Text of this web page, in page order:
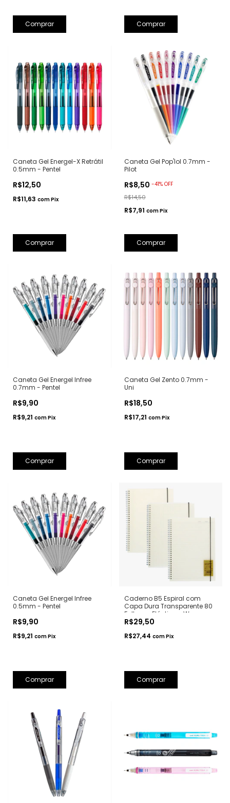
Comprar Comprar
Caneta Gel Energel-X Retrátil
0.5mm - Pentel
R$12,50
R$11,63 comPix
Comprar
Caneta Gel Pop'lol 0.7mm -
Pilot
R$8,50 -41% OFF
R$14,50
R$7,91 comPix
Comprar
Caneta Gel Energel Infree
0.7mm - Pentel
R$9,90
R$9,21 comPix
Comprar
Caneta Gel Zento 0.7mm -
Uni
R$18,50
R$17,21 comPix
Comprar
Caneta Gel Energel Infree
0.5mm - Pentel
R$9,90
R$9,21 comPix
Comprar
Caderno B5 Espiral com
Capa Dura Transparente 80
Folhas e Elástico - Wengu
R$29,50
R$27,44 comPix
Comprar